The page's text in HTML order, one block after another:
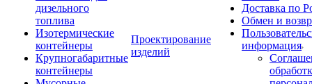
дизельного
топлива
Изотермические
контейнеры
Крупногабаритные
контейнеры
Проектирование
изделий
Доставка по
Обмен и
информация